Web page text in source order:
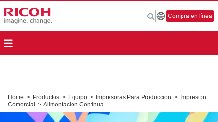
Compra en línea
Home > Productos > Equipo > Impresoras Para Produccion > Impresion
Comercial
> Alimentacion Continua